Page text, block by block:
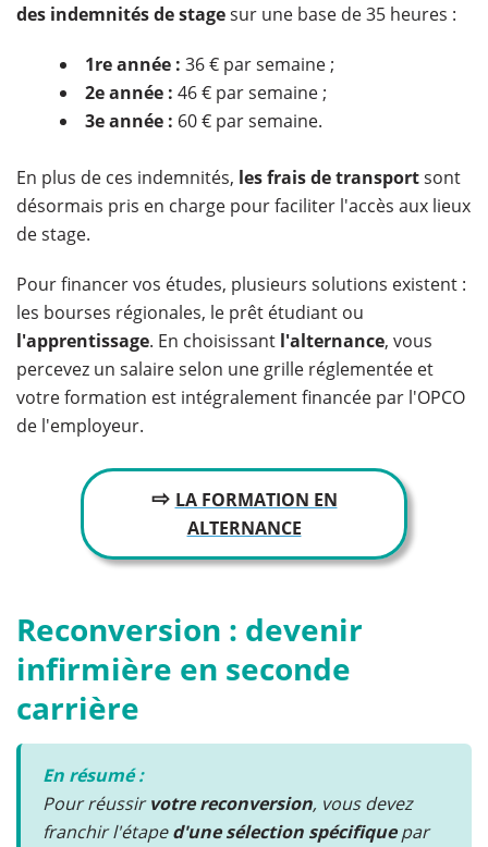
des indemnités de stagesur une base de 35 heures :
1re année : 36 € par semaine ;
2e année : 46 € par semaine ;
3e année : 60 € par semaine.
En plus de ces indemnités, les frais de transportsont
désormais pris en charge pour faciliter l'accès aux lieux
de stage.
Pour financer vos études, plusieurs solutions existent :
les bourses régionales, le prêt étudiant ou
l'apprentissage. En choisissant l'alternance, vous
percevez un salaire selon une grille réglementée et
votre formation est intégralement financée par l'OPCO
de l'employeur.
⇨ LA FORMATION EN
ALTERNANCE
Reconversion : devenir
infirmière en seconde
carrière
En résumé :
Pour réussirvotre reconversion, vous devez
franchir l'étaped'une sélection spécifiquepar